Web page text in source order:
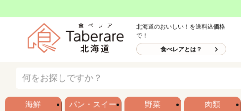
北海道のおいしい！を送料込価格
で！
食べレアとは？
海鮮
パン・スイー
野菜 肉類